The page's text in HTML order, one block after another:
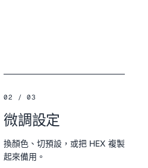
02 / 03
微調設定
換顏色、切預設，或把 HEX 複製
起來備用。